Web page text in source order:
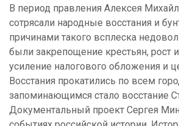
Подписки
Радио
Спутниковым абонентам
О сайте
В период правления Алексея
сотрясали народные восстания и
причинами такого всплеска
были закрепощение крестьян, рост
усиление налогового обложения и
Восстания прокатились по всем
запоминающимся стало восстание
Документальный проект Сергея